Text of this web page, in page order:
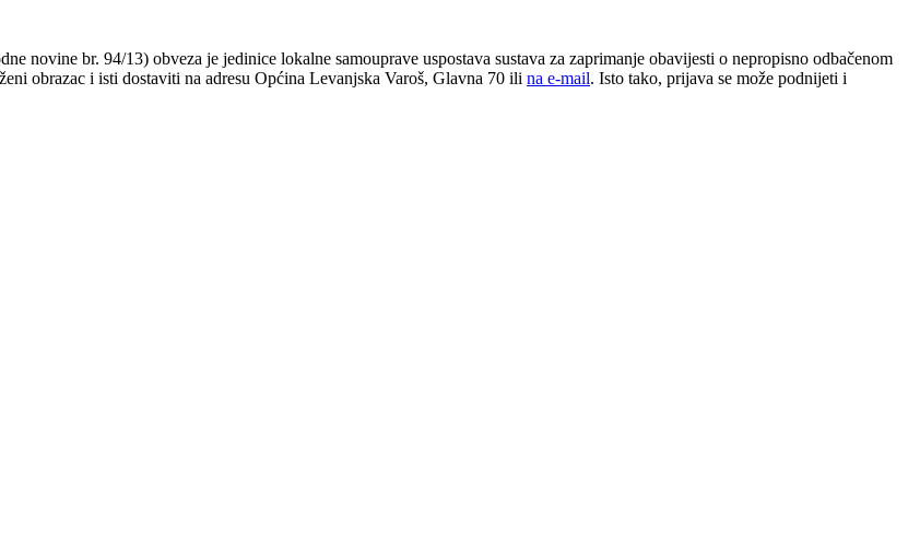
novine br. 94/13) obveza je jedinice lokalne samouprave uspostava sustava za zaprimanje obavijesti o nepropisno odbačenom
obrazac i isti dostaviti na adresu Općina Levanjska Varoš, Glavna 70 ili na e-mail. Isto tako, prijava se može podnijeti i